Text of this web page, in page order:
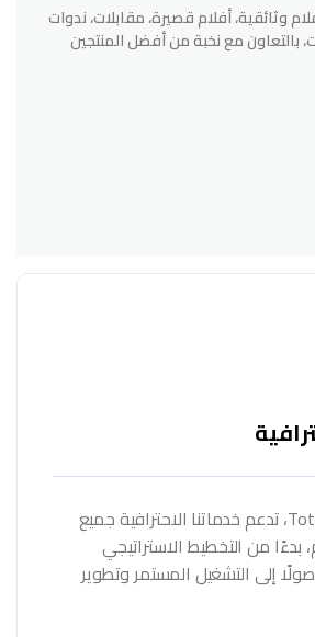
وثائقية، أفلام قصيرة، مقابلات، ندوات
بالتعاون مع نخبة من أفضل المنتجين
في Total Media Cast، تدعم خدماتنا الاحترافية جميع
من التخطيط الاستراتيجي
إلى التشغيل المستمر وتطوير